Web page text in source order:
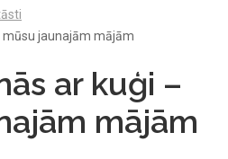
mūsu jaunajām mājām
ar kuģi –
mājām